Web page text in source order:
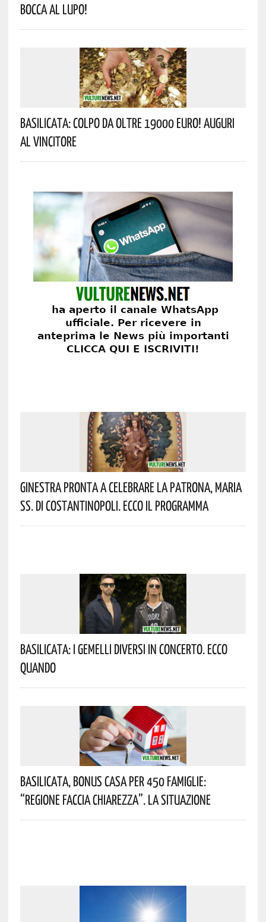
Bocca Al Lupo!
Basilicata: Colpo Da Oltre 19000 Euro! Auguri
Al Vincitore
Ginestra Pronta A Celebrare La Patrona, Maria
SS. Di Costantinopoli. Ecco Il Programma
Basilicata: I Gemelli DiVersi In Concerto. Ecco
Quando
Basilicata, Bonus Casa Per 450 Famiglie:
“Regione Faccia Chiarezza”. La Situazione